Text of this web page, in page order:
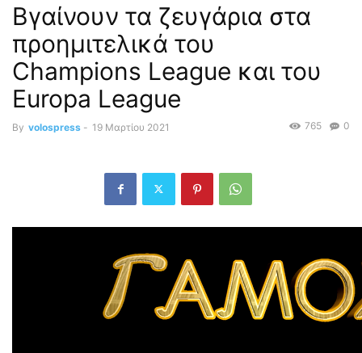
Βγαίνουν τα ζευγάρια στα
προημιτελικά του
Champions League και του
Europa League
By volospress - 19 Μαρτίου 2021 0
765